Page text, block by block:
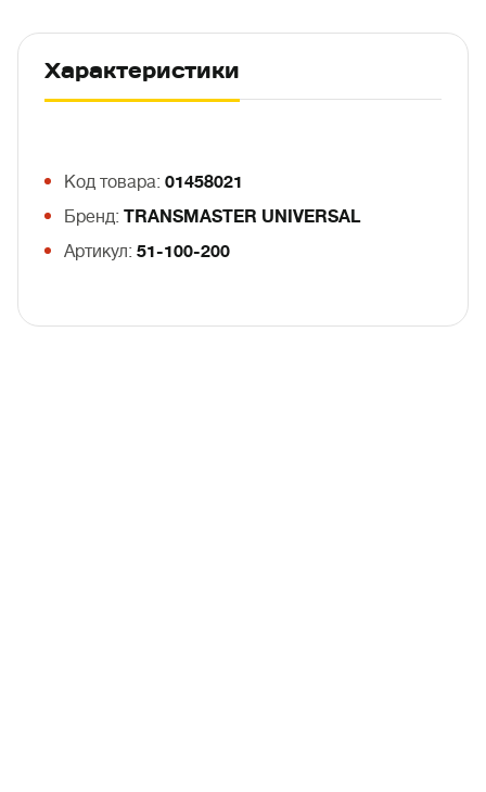
Характеристики
Код товара: 01458021
Бренд: TRANSMASTER UNIVERSAL
Артикул: 51-100-200